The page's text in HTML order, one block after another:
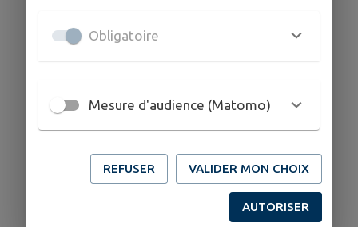
COORDONNÉES
www.ramonage3lys.fr/
03 89 68 75 33
Obligatoire
Mesure d'audience (Matomo)
REFUSER VALIDER MON CHOIX
AUTORISER